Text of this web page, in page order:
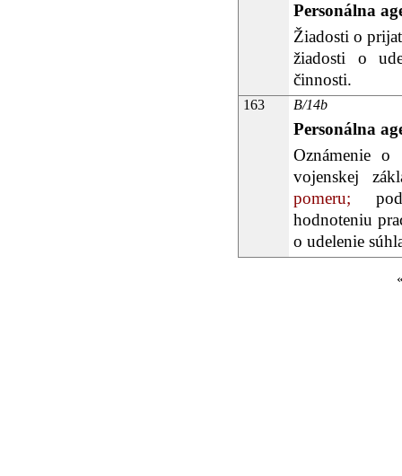
Personálna
Žiadosti o
žiadosti o
činnosti.
163 B/14b
Personálna
Oznámenie o
vojenskej
pomeru;
hodnoteniu
o udelenie